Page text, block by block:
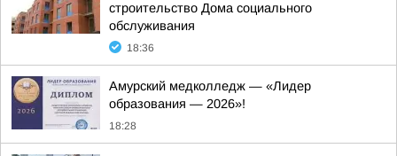
строительство Дома социального
обслуживания
18:36
Амурский медколледж — «Лидер
образования — 2026»!
18:28